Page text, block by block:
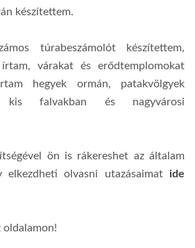
készítettem.
túrabeszámolót készítettem,
írtam, várakat és erődtemplomokat
hegyek ormán, patakvölgyek
kis falvakban és nagyvárosi
ön is rákereshet az általam
elkezdheti olvasni utazásaimat ide
oldalamon!